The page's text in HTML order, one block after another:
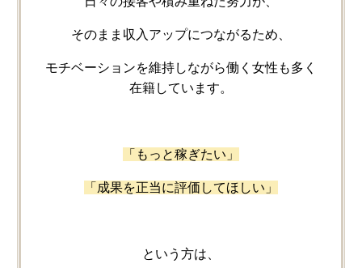
そのまま​収入アップに​つながる​ため、
モチベーションを​維持しながら​働く​女性も​多く​
在籍しています。
「もっと​稼ぎたい」
「成果を​正当に​評価して​ほしい」
と​いう​方は、